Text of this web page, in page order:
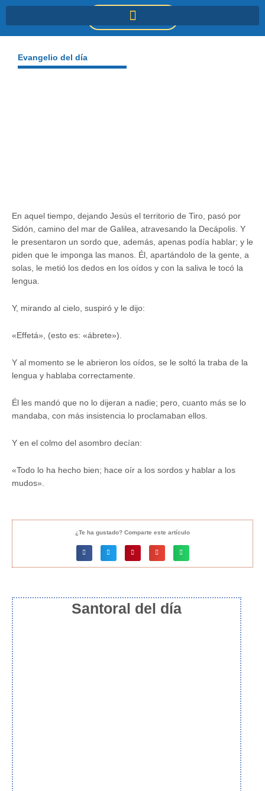
DONACIONES
Evangelio del día
En aquel tiempo, dejando Jesús el territorio de Tiro, pasó por
Sidón, camino del mar de Galilea, atravesando la Decápolis. Y
le presentaron un sordo que, además, apenas podía hablar; y le
piden que le imponga las manos. Él, apartándolo de la gente, a
solas, le metió los dedos en los oídos y con la saliva le tocó la
lengua.
Y, mirando al cielo, suspiró y le dijo:
«Effetá», (esto es: «ábrete»).
Y al momento se le abrieron los oídos, se le soltó la traba de la
lengua y hablaba correctamente.
Él les mandó que no lo dijeran a nadie; pero, cuanto más se lo
mandaba, con más insistencia lo proclamaban ellos.
Y en el colmo del asombro decían:
«Todo lo ha hecho bien; hace oír a los sordos y hablar a los
mudos».
¿Te ha gustado? Comparte este artículo
Santoral del día